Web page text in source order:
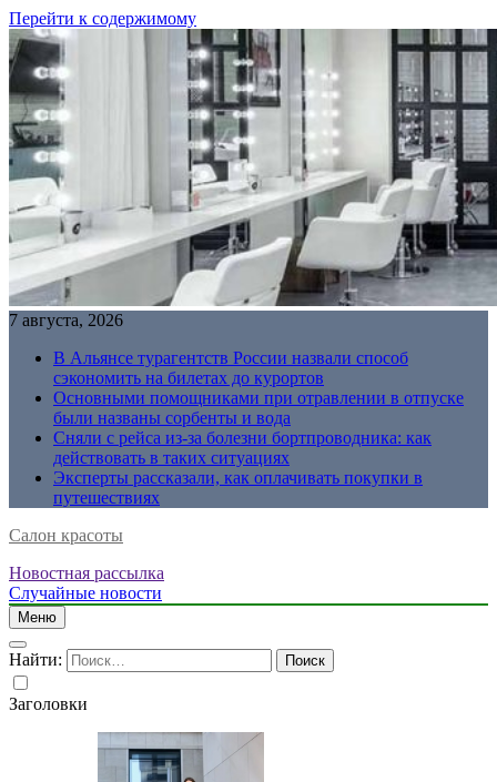
Перейти к содержимому
7 августа, 2026
В Альянсе турагентств России назвали способ
сэкономить на билетах до курортов
Основными помощниками при отравлении в отпуске
были названы сорбенты и вода
Сняли с рейса из-за болезни бортпроводника: как
действовать в таких ситуациях
Эксперты рассказали, как оплачивать покупки в
путешествиях
Салон красоты
Новостная рассылка
Случайные новости
Меню
Найти:
Заголовки